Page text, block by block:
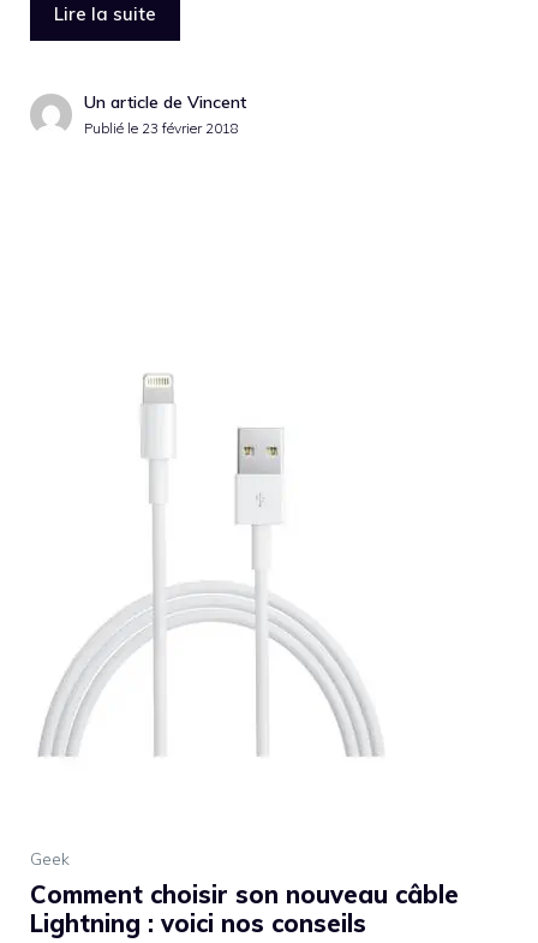
Lire la suite
Un article de Vincent
Publié le 23 février 2018
Geek
Comment choisir son nouveau câble
Lightning : voici nos conseils